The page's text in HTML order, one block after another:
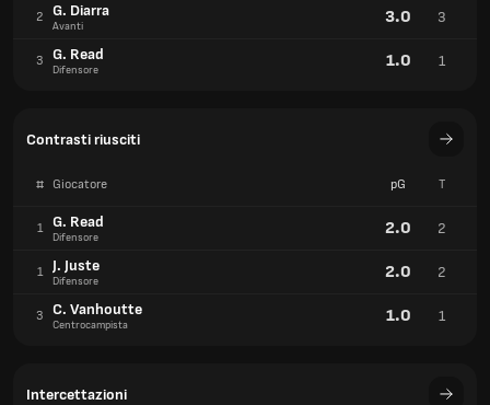
2 G. Diarra
Avanti 3.0 3
3 G. Read
Difensore 1.0 1
Contrasti riusciti
# Giocatore pG T
1 G. Read
Difensore 2.0 2
1 J. Juste
Difensore 2.0 2
3 C. Vanhoutte
Centrocampista 1.0 1
Intercettazioni